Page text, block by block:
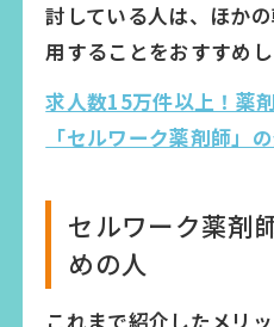
討している人は、ほか
用することをおすすめし
求人数15万件以上！薬
「セルワーク薬剤師」
セルワーク薬剤
めの人
これまで紹介したメリ